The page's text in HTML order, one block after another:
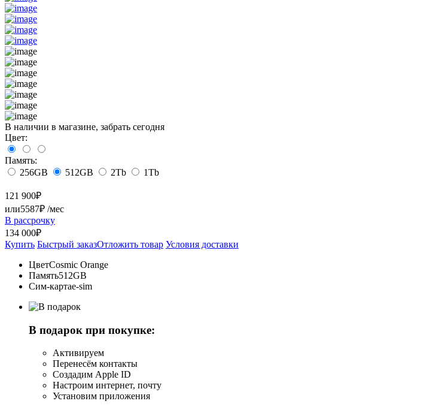
В наличии в магазине, забрать сегодня
Цвет:
Память:
256GB
512GB 2Tb 1Tb
121 900₽
или5587₽ /мес
В рассрочку
134 000₽
Купить Быстрый заказОтложить товар Условия доставки
ЦветCosmic Orange
Память512GB
Сим-картаe-sim
В подарок при покупке:
Активируем
Перенесём контакты
Создадим Apple ID
Настроим интернет, почту
Установим приложения